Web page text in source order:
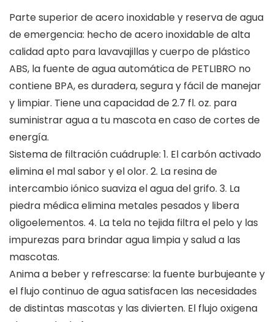
Parte superior de acero inoxidable y reserva de agua
de emergencia: hecho de acero inoxidable de alta
calidad apto para lavavajillas y cuerpo de plástico
ABS, la fuente de agua automática de PETLIBRO no
contiene BPA, es duradera, segura y fácil de manejar
y limpiar. Tiene una capacidad de 2.7 fl. oz. para
suministrar agua a tu mascota en caso de cortes de
energía.
Sistema de filtración cuádruple: 1. El carbón activado
elimina el mal sabor y el olor. 2. La resina de
intercambio iónico suaviza el agua del grifo. 3. La
piedra médica elimina metales pesados y libera
oligoelementos. 4. La tela no tejida filtra el pelo y las
impurezas para brindar agua limpia y salud a las
mascotas.
Anima a beber y refrescarse: la fuente burbujeante y
el flujo continuo de agua satisfacen las necesidades
de distintas mascotas y las divierten. El flujo oxigena